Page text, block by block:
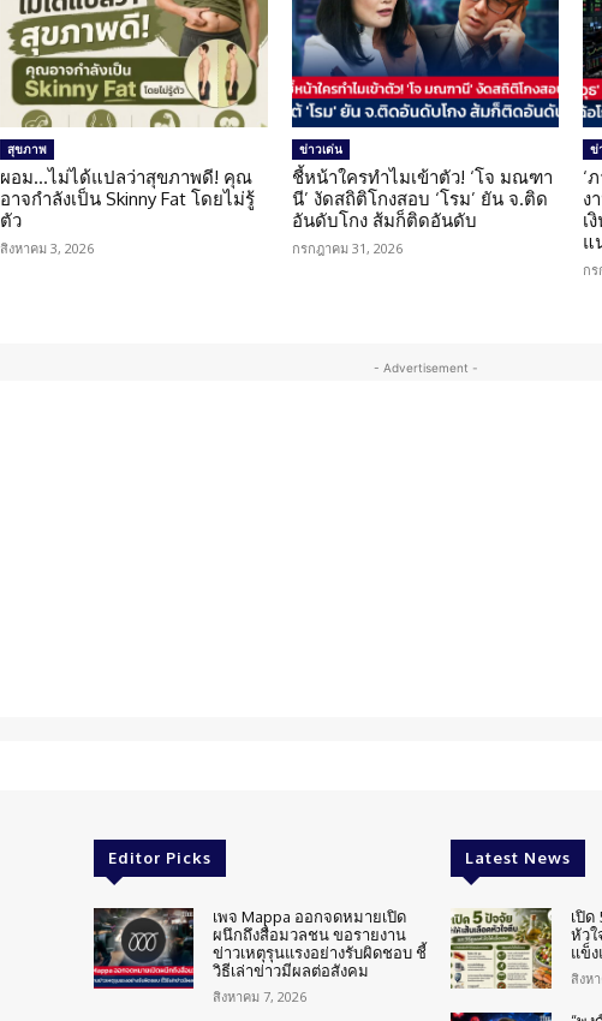
สุขภาพ
ผอม…ไม่ได้แปลว่าสุขภาพดี! คุณ
อาจกำลังเป็น Skinny Fat โดยไม่รู้
ตัว
สิงหาคม 3, 2026
ข่าวเด่น
ชี้หน้าใครทำไมเข้าตัว! ‘โจ มณฑา
นี’ งัดสถิติโกงสอบ ‘โรม’ ยัน จ.ติด
อันดับโกง ส้มก็ติดอันดับ
กรกฎาคม 31, 2026
ข่
‘
ง
เ
แ
กร
- Advertisement -
Editor Picks
เพจ Mappa ออกจดหมายเปิด
ผนึกถึงสื่อมวลชน ขอรายงาน
ข่าวเหตุรุนแรงอย่างรับผิดชอบ ชี้
วิธีเล่าข่าวมีผลต่อสังคม
สิงหาคม 7, 2026
Latest News
เปิด
หัวใ
แข็ง
สิงห